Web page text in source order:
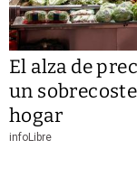
El alza de
un
hogar
infoLibre